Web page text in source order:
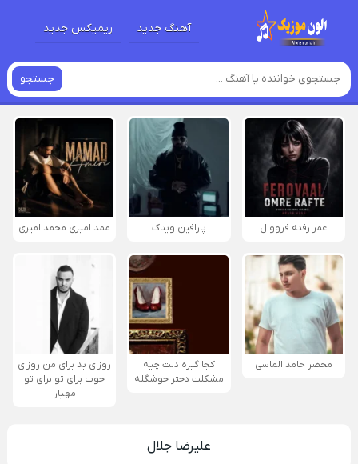
آهنگ جدید ریمیکس جدید
جستجو
عمر رفته فرووال پارافين ویناک ممد امیری محمد امیری
محضر حامد الماسی
کجا گیره دلت چیه
مشکلت دختر خوشگله
روزای بد برای من روزای
خوب برای تو برای تو
مهیار
علیرضا جلال